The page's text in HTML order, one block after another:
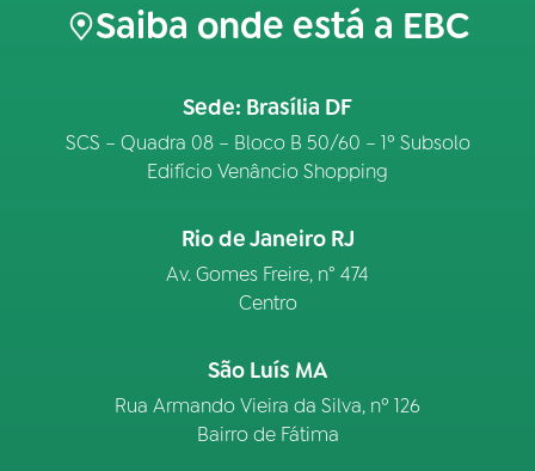
Saiba onde está a EBC
Sede: Brasília DF
SCS – Quadra 08 – Bloco B 50/60 – 1º Subsolo
Edifício Venâncio Shopping
Rio de Janeiro RJ
Av. Gomes Freire, n° 474
Centro
São Luís MA
Rua Armando Vieira da Silva, nº 126
Bairro de Fátima